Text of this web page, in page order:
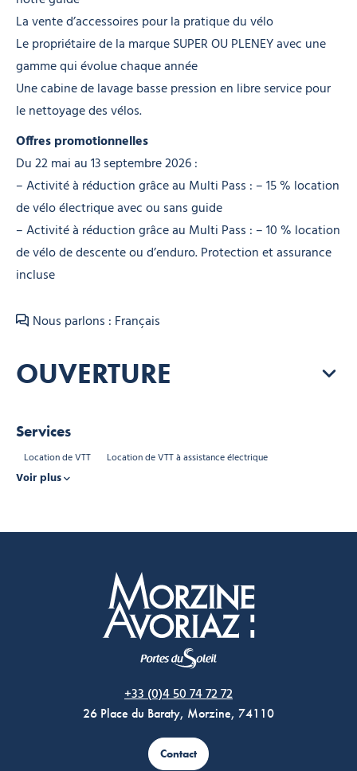
La vente d’accessoires pour la pratique du vélo
Le propriétaire de la marque SUPER OU PLENEY avec une
gamme qui évolue chaque année
Une cabine de lavage basse pression en libre service pour
le nettoyage des vélos.
Offres promotionnelles
Du 22 mai au 13 septembre 2026 :
– Activité à réduction grâce au Multi Pass : – 15 % location
de vélo électrique avec ou sans guide
– Activité à réduction grâce au Multi Pass : – 10 % location
de vélo de descente ou d’enduro. Protection et assurance
incluse
Nous parlons : Français
OUVERTURE
Services
Location de VTT Location de VTT à assistance électrique
Voir plus
+33 (0)4 50 74 72 72
26 Place du Baraty, Morzine, 74110
Contact